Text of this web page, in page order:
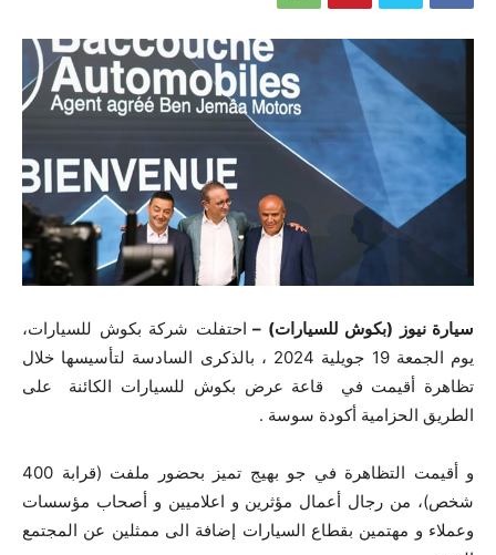
سيارة نيوز (بكوش للسيارات) – احتفلت شركة بكوش للسيارات،
يوم الجمعة 19 جويلية 2024 ، بالذكرى السادسة لتأسيسها خلال
تظاهرة أقيمت في قاعة عرض بكوش للسيارات الكائنة على
الطريق الحزامية أكودة سوسة .
و أقيمت التظاهرة في جو بهيج تميز بحضور ملفت (قرابة 400
شخص)، من رجال أعمال مؤثرين و اعلاميين و أصحاب مؤسسات
وعملاء و مهتمين بقطاع السيارات إضافة الى ممثلين عن المجتمع